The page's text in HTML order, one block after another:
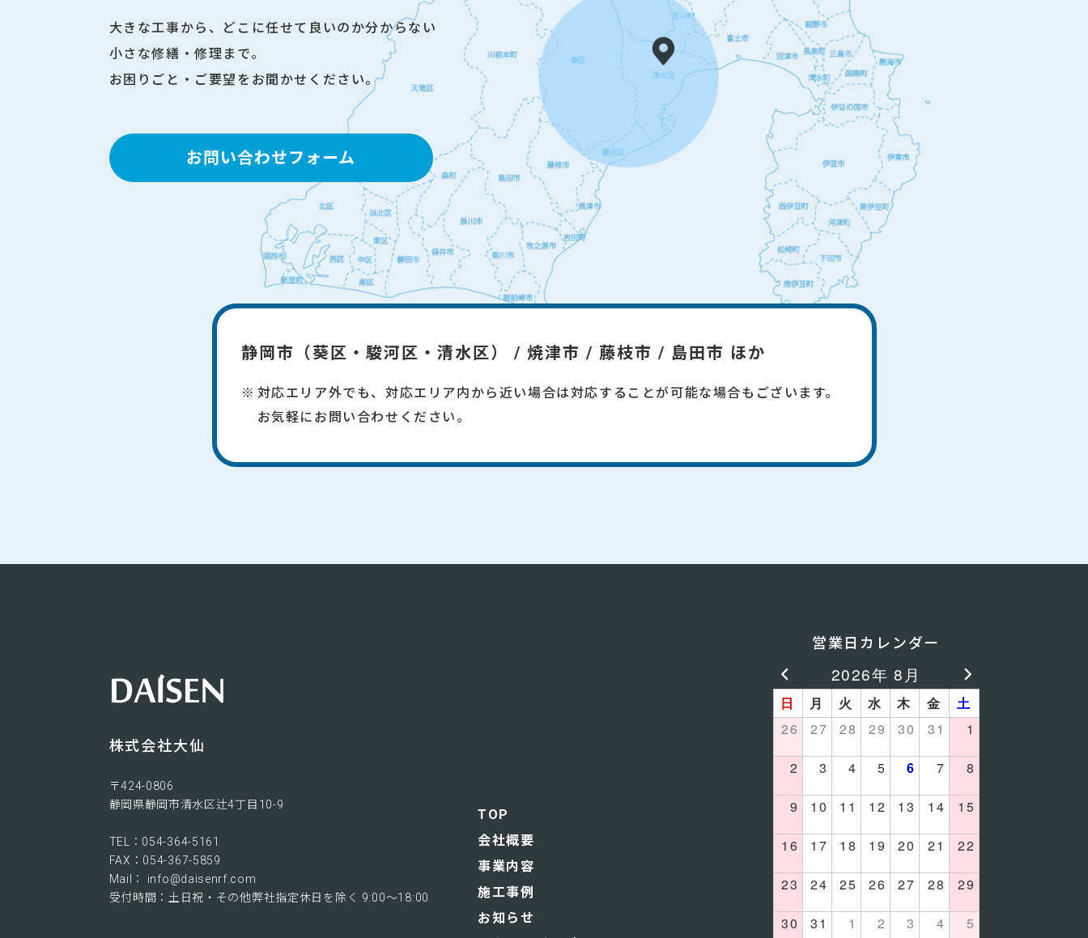
大きな工事から、どこに任せて良いのか分からない
小さな修繕・修理まで。
お困りごと・ご要望をお聞かせください。
お問い合わせフォーム
静岡市（葵区・駿河区・清水区） / 焼津市 / 藤枝市 / 島田市 ほか
対応エリア外でも、対応エリア内から近い場合は対応することが可能な場合もございます。
​お気軽にお問い合わせください。
株式会社大仙
〒424-0806​
静岡県静岡市清水区辻4丁目10-9
TEL：054-364-5161
FAX：054-367-5859
Mail： info@daisenrf.com
受付時間：土日祝・その他弊社指定休日を除く 9:00～18:00
TOP
会社概要
事業内容
施工事例
お知らせ
営業日カレンダー
2026年 8月
日 月 火 水 木 金
土
26
27 28 29 30 31 1
2 3 4 5 6 7 8
9 10 11 12 13 14 15
16 17 18 19 20 21 22
23 24 25 26 27 28 29
30 31 1 2 3 4 5